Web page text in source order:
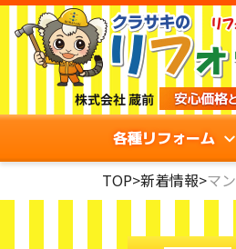
各種リフォーム
TOP>新着情報>マ